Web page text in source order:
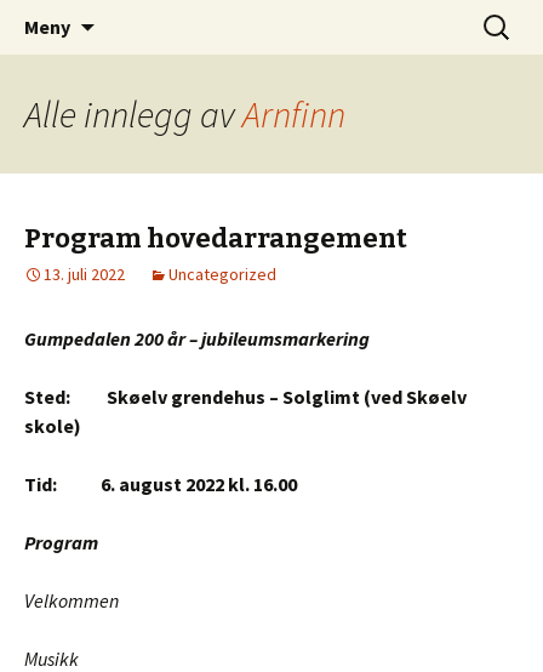
Gumpedalen
Gumpedalens historie
Meny
Søk
etter:
Alle innlegg avArnfinn
Program hovedarrangement
13. juli 2022 Uncategorized
Gumpedalen 200 år – jubileumsmarkering
Sted: Skøelv grendehus – Solglimt (ved Skøelv
skole)
Tid: 6. august 2022 kl. 16.00
Program
Velkommen
Musikk